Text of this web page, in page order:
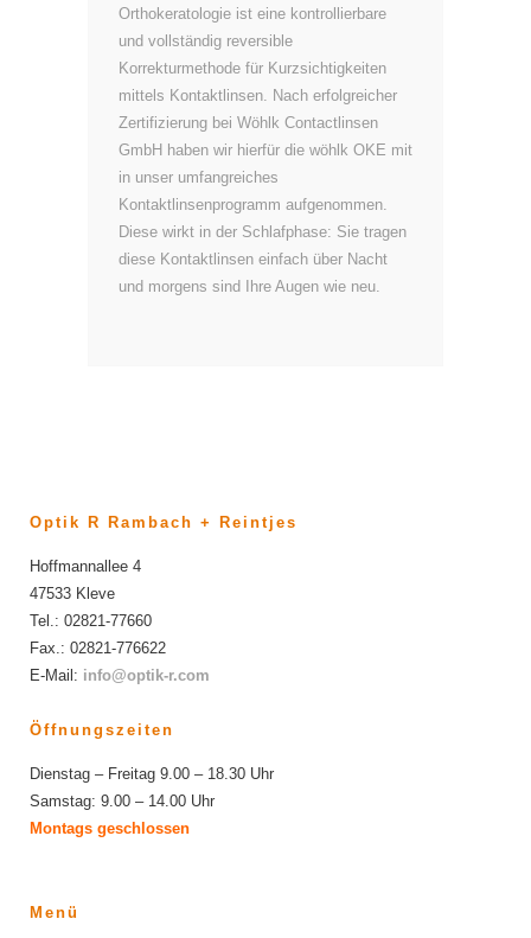
Orthokeratologie ist eine kontrollierbare
und vollständig reversible
Korrekturmethode für Kurzsichtigkeiten
mittels Kontaktlinsen. Nach erfolgreicher
Zertifizierung bei Wöhlk Contactlinsen
GmbH haben wir hierfür die wöhlk OKE mit
in unser umfangreiches
Kontaktlinsenprogramm aufgenommen.
Diese wirkt in der Schlafphase: Sie tragen
diese Kontaktlinsen einfach über Nacht
und morgens sind Ihre Augen wie neu.
Optik R Rambach + Reintjes
Hoffmannallee 4
47533 Kleve
Tel.: 02821-77660
Fax.: 02821-776622
E-Mail: info@optik-r.com
Öffnungszeiten
Dienstag – Freitag 9.00 – 18.30 Uhr
Samstag: 9.00 – 14.00 Uhr
Montags geschlossen
Menü